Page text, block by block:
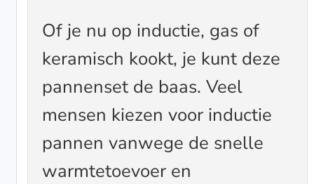
Of je nu op inductie, gas of
keramisch kookt, je kunt deze
pannenset de baas. Veel
mensen kiezen voor inductie
pannen vanwege de snelle
warmtetoevoer en